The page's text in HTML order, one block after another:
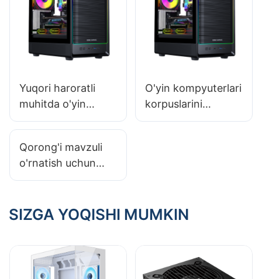
mumkin?
Yuqori haroratli
muhitda o'yin
kompyuteri
ideal material nima?
O'yin kompyuterlari
korpuslarini
strukturaviy
Qorong'i mavzuli
o'rnatish uchun
o'yin kompyuteri
bo'yicha qo'llanma
SIZGA YOQISHI MUMKIN